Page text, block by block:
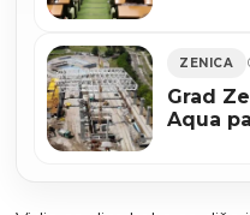
ZENICA
Grad
Aqua